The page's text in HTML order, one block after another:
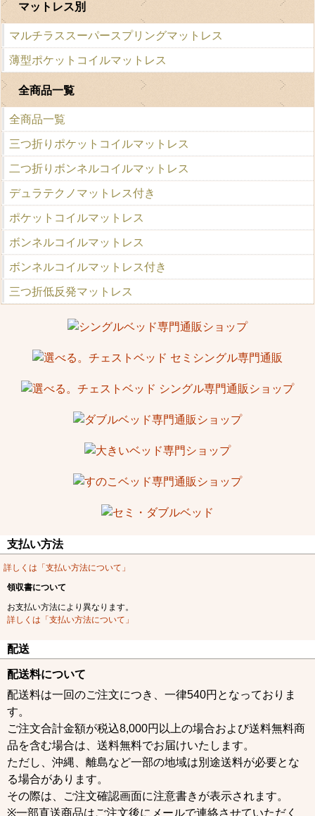
マットレス別
マルチラススーパースプリングマットレス
薄型ポケットコイルマットレス
全商品一覧
全商品一覧
三つ折りポケットコイルマットレス
二つ折りボンネルコイルマットレス
デュラテクノマットレス付き
ポケットコイルマットレス
ボンネルコイルマットレス
ボンネルコイルマットレス付き
三つ折低反発マットレス
支払い方法
詳しくは「支払い方法について」
領収書について
お支払い方法により異なります。
詳しくは「支払い方法について」
配送
配送料について
配送料は一回のご注文につき、一律540円となっておりま
す。
ご注文合計金額が税込8,000円以上の場合および送料無料商
品を含む場合は、送料無料でお届けいたします。
ただし、沖縄、離島など一部の地域は別途送料が必要とな
る場合があります。
その際は、ご注文確認画面に注意書きが表示されます。
※一部直送商品はご注文後にメールで連絡させていただく